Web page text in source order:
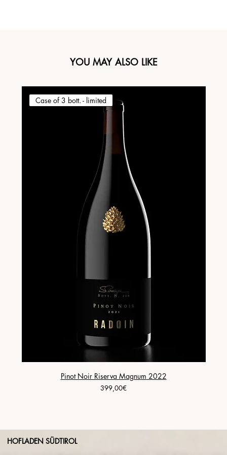
YOU MAY ALSO LIKE
Case of 3 bott. - limited
Pinot Noir Riserva Magnum 2022
Price
399,00€
HOFLADEN SÜDTIROL